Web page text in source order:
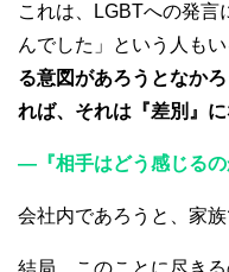
これは、LGBTへの発言
んでした」という人も
る意図があろうとなか
れば、それは『差別』に
―『相手はどう感じるの
会社内であろうと、家